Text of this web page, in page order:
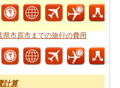
市原市までの旅行の費用
計算